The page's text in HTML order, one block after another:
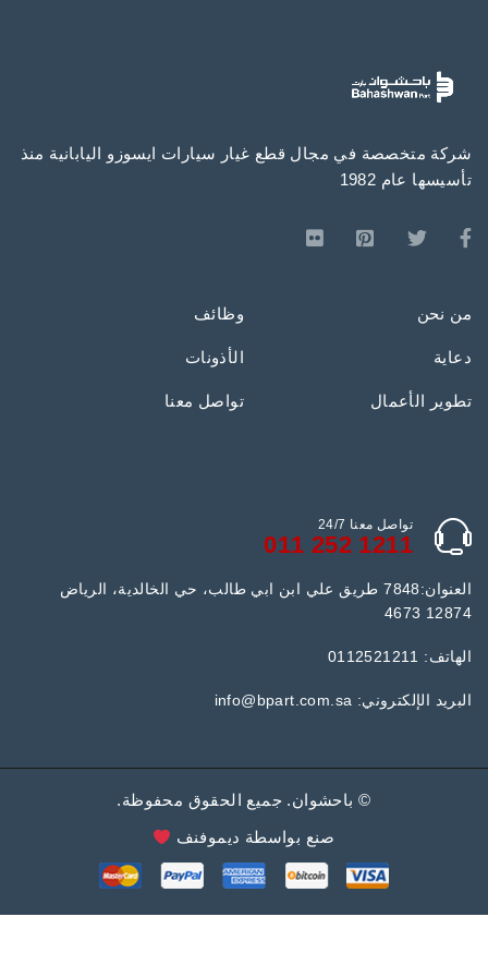
شركة متخصصة في مجال قطع غيار سيارات ايسوزو اليابانية منذ
تأسيسها عام 1982
من نحن
دعاية
تطوير الأعمال
وظائف
الأذونات
تواصل معنا
تواصل معنا 24/7
1211 252 011
العنوان:7848 طريق علي ابن ابي طالب، حي الخالدية، الرياض
12874 4673
الهاتف: 0112521211
البريد الإلكتروني: info@bpart.com.sa
© باحشوان. جميع الحقوق محفوظة.
صنع بواسطة ديموفنف